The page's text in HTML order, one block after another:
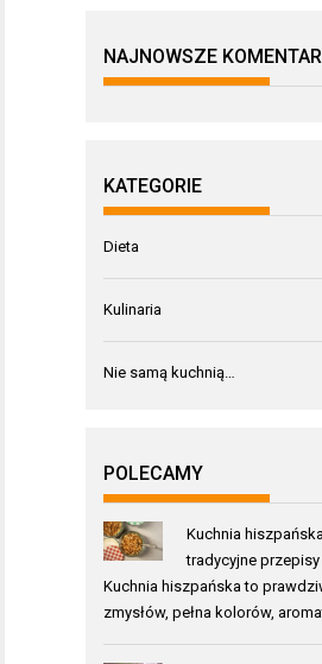
NAJNOWSZE
KATEGORIE
Dieta
Kulinaria
Nie samą kuchnią…
POLECAMY
Kuchnia
tradycyjne przepisy
Kuchnia hiszpańska to
zmysłów, pełna kolorów,